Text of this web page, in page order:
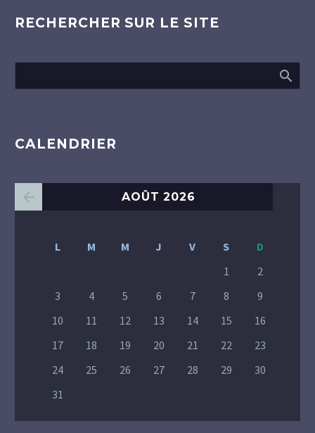
RECHERCHER SUR LE SITE
CALENDRIER
AOÛT 2026
L M M J V S
D
1
2
3
4 5 6 7 8
9
10
11 12 13 14 15
16
17
18 19 20 21 22
23
24
25 26 27 28 29
30
31